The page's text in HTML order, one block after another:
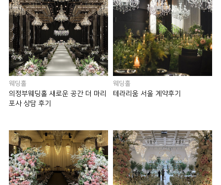
웨딩홀
의정부웨딩홀 새로운 공간 더 마리
포사 상담 후기
웨딩홀
테라리움 서울 계약후기